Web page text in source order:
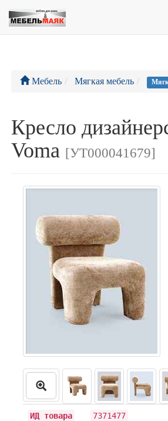
Мебель Мягкая мебель
Кресло
Voma [УТ000041679]
ИД товара 7371477